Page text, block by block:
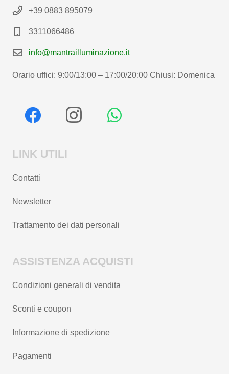
+39 0883 895079
3311066486
info@mantrailluminazione.it
Orario uffici: 9:00/13:00 – 17:00/20:00 Chiusi: Domenica
LINK UTILI
Contatti
Newsletter
Trattamento dei dati personali
ASSISTENZA ACQUISTI
Condizioni generali di vendita
Sconti e coupon
Informazione di spedizione
Pagamenti